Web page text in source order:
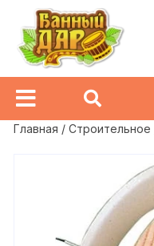
Главная /Строительное